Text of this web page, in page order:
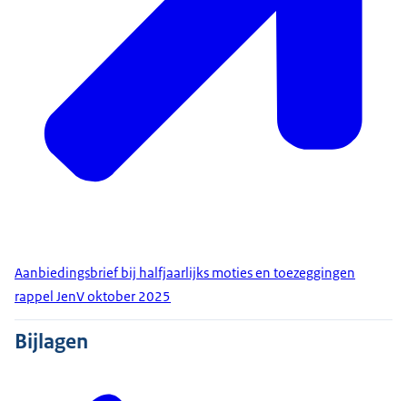
Aanbiedingsbrief bij halfjaarlijks moties en toezeggingen
rappel JenV oktober 2025
Bijlagen